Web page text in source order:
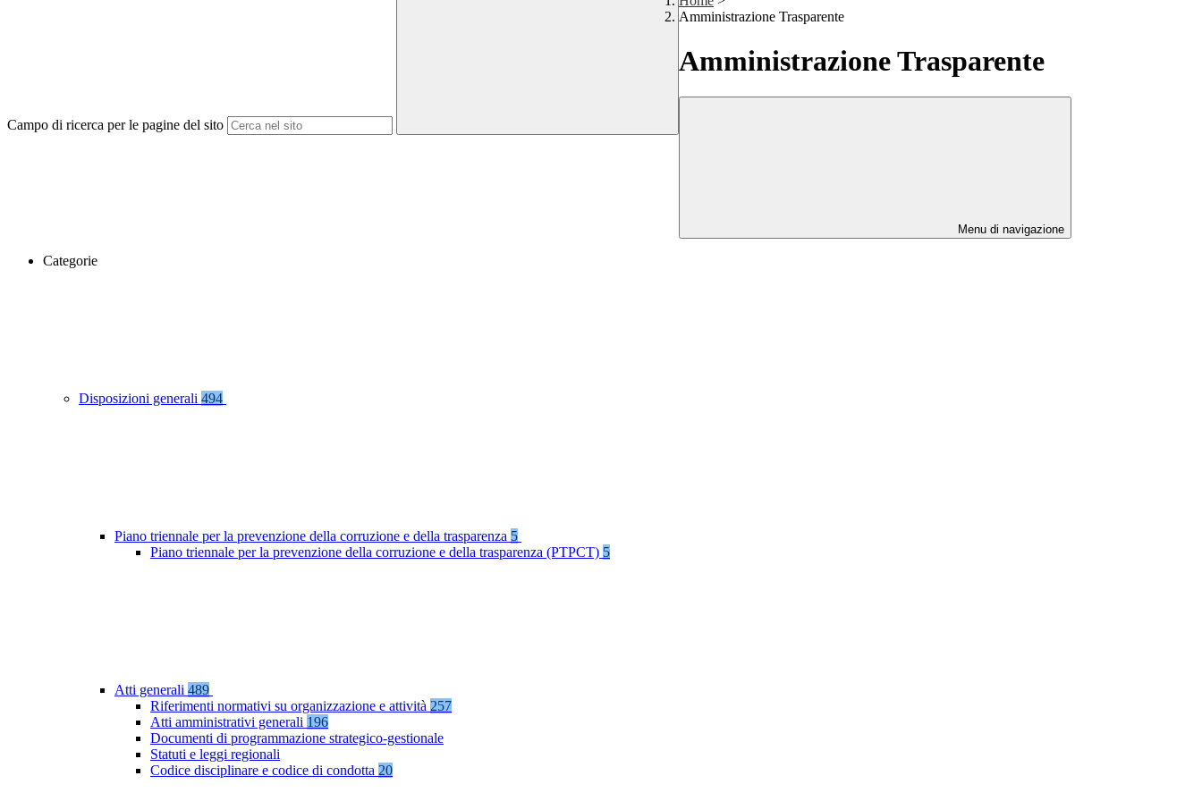
Campo di ricerca per le pagine del sito
Amministrazione Trasparente
Amministrazione Trasparente
Menu di navigazione
Categorie
Disposizioni generali 494
Piano triennale per la prevenzione della corruzione e della trasparenza 5
Piano triennale per la prevenzione della corruzione e della trasparenza (PTPCT) 5
Atti generali 489
Riferimenti normativi su organizzazione e attività 257
Atti amministrativi generali 196
Documenti di programmazione strategico-gestionale
Statuti e leggi regionali
Codice disciplinare e codice di condotta 20